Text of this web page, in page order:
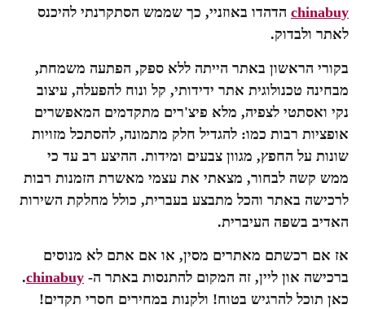
chinabuyהדהדו באוזניי, כך שממש הסתקרנתי להיכנס
לאתר ולבדוק.
בקורי הראשון באתר הייתה ללא ספק, הפתעה משמחת,
מבחינה טכנולוגית אתר ידידותי, קל ונוח להפעלה, עיצוב
נקי ואסתטי לצפיה, מלא פיצ'רים מתקדמים המאפשרים
אופציות רבות כמו: להגדיל חלק מתמונה, להסתכל מזויות
שונות על החפץ, מגוון צבעים ומידות. ההיצע רב עד כי
ממש קשה לבחור, מצאתי את עצמי מאשרת הזמנות רבות
לרכישה באתר והכל מתבצע בעברית, כולל מחלקת השירות
האדיב בשפה העיברית.
אז אם רכשתם מאתרים מסין, או אם אתם לא מנוסים
ברכישה און ליין, זה המקום להתנסות באתר ה- chinabuy
.
כאן תוכל להרגיש בטוח! ולקנות במחירים חסרי תקדים!